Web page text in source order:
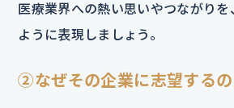
医療業界への熱い思いやつながりを
ように表現しましょう。
②なぜその企業に志望する